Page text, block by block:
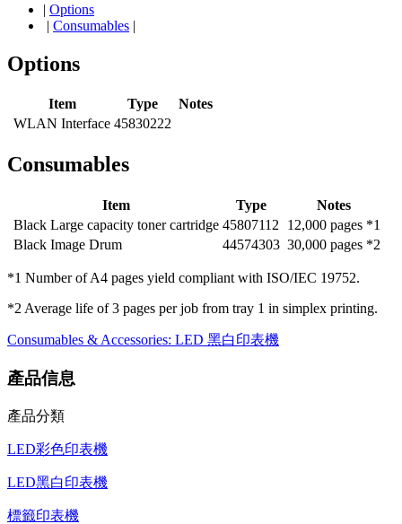
| Options
| Consumables |
Options
Item Type
Notes
WLAN Interface 45830222
Consumables
Item Type
Notes
Black Large capacity toner cartridge 45807112
12,000 pages *1
Black Image Drum
44574303 30,000 pages *2
*1 Number of A4 pages yield compliant with ISO/IEC 19752.
*2 Average life of 3 pages per job from tray 1 in simplex printing.
Consumables & Accessories: LED 黑白印表機
產品信息
產品分類
LED彩色印表機
LED黑白印表機
標籤印表機